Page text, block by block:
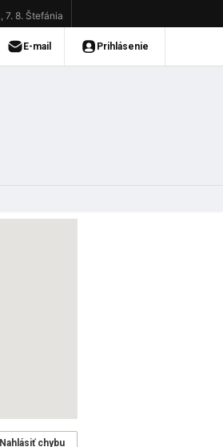
Nahlásiť chybu